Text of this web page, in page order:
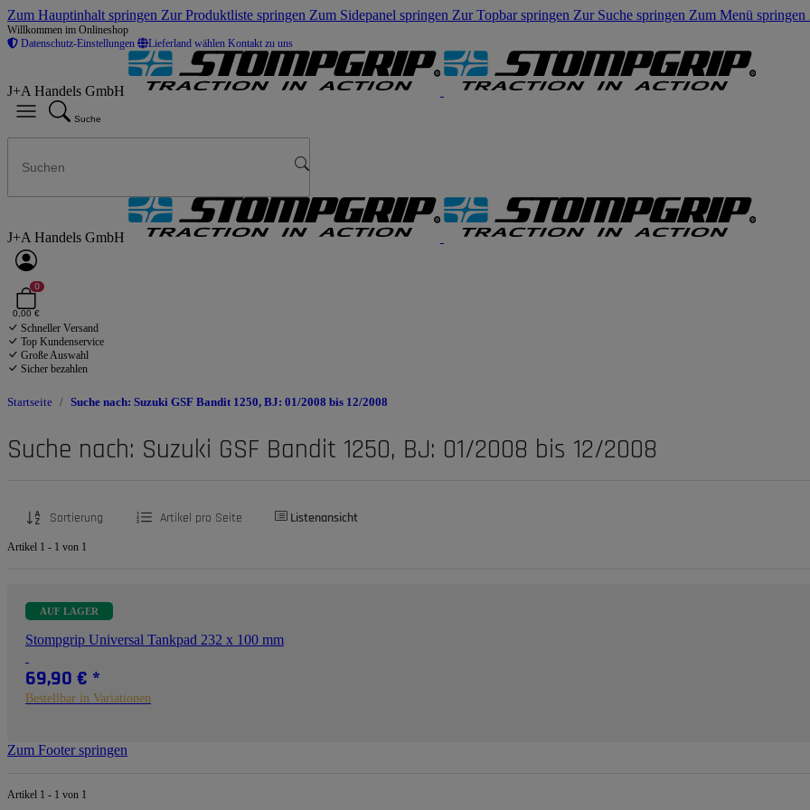
Zum Hauptinhalt springen Zur Produktliste springen Zum Sidepanel springen Zur Topbar springen Zur Suche springen Zum Menü springen
Willkommen im Onlineshop
Datenschutz-Einstellungen
Lieferland wählen Kontakt zu uns
J+A Handels GmbH
Suche
J+A Handels GmbH
0
0,00 €
Schneller Versand
Top Kundenservice
Große Auswahl
Sicher bezahlen
Startseite Suche nach: Suzuki GSF Bandit 1250, BJ: 01/2008 bis 12/2008
Suche nach: Suzuki GSF Bandit 1250, BJ: 01/2008 bis 12/2008
Sortierung Artikel pro Seite Listenansicht
Artikel 1 - 1 von 1
AUF LAGER
Stompgrip Universal Tankpad 232 x 100 mm
69,90 € *
Bestellbar in Variationen
Zum Footer springen
Artikel 1 - 1 von 1